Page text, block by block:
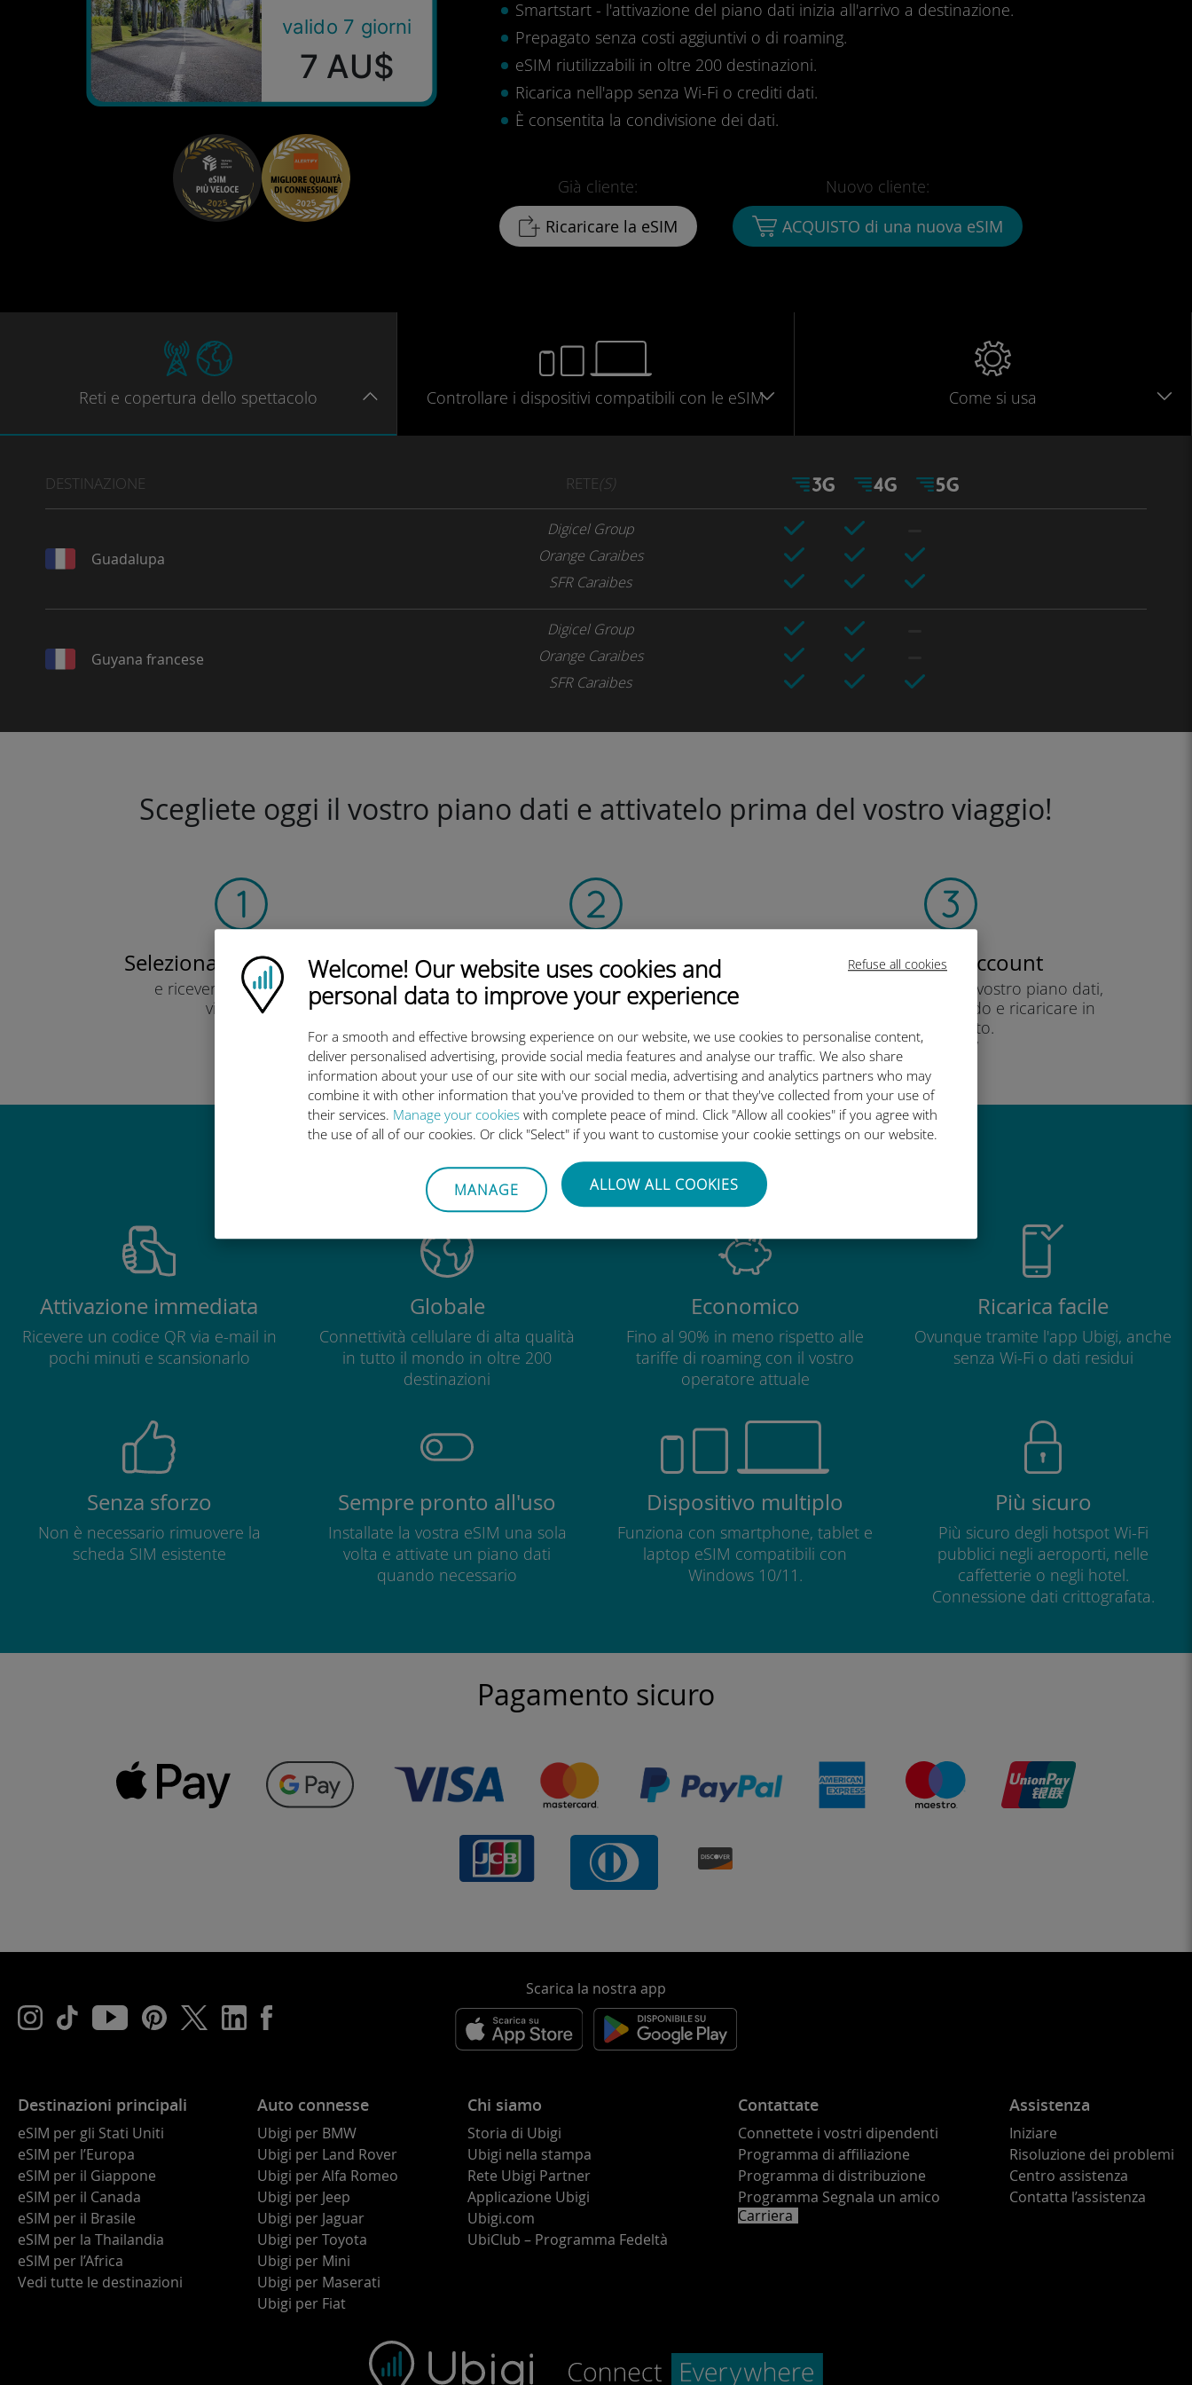
Refuse all cookies
Ubigi logo
Welcome! Our website uses cookies and
personal data to improve your experience
For a smooth and effective browsing experience on our website, we use cookies to personalise content,
deliver personalised advertising, provide social media features and analyse our traffic. We also share
information about your use of our site with our social media, advertising and analytics partners who may
combine it with other information that you've provided to them or that they've collected from your use of
their services. Manage your cookies with complete peace of mind. Click "Allow all cookies" if you agree with
the use of all of our cookies. Or click "Select" if you want to customise your cookie settings on our website.
MANAGE ALLOW ALL COOKIES
valido 7 giorni
7 AU$
Smartstart - l'attivazione del piano dati inizia all'arrivo a destinazione.
Prepagato senza costi aggiuntivi o di roaming.
eSIM riutilizzabili in oltre 200 destinazioni.
Ricarica nell'app senza Wi-Fi o crediti dati.
È consentita la condivisione dei dati.
Già cliente:
Ricaricare la eSIM
Nuovo cliente:
ACQUISTO di una nuova eSIM
Reti e copertura dello spettacolo Controllare i dispositivi compatibili con le eSIM Come si usa
DESTINAZIONE RETE(S)
Guadalupa
Digicel Group
Orange Caraibes
SFR Caraibes
Guyana francese
Digicel Group
Orange Caraibes
SFR Caraibes
Scegliete oggi il vostro piano dati e attivatelo prima del vostro viaggio!
Selezionare il piano dati
e ricevere un codice QR
via e-mail.
Scansione del codice QR
per attivare il piano dati e
installare la eSIM Ubigi.
Semplice!
Crea il tuo account
per iniziare a utilizzare il vostro piano dati,
controllare il vostro saldo e ricaricare in
movimento.
Godere!
Perché la eSIM internazionale di Ubigi è così grande
Attivazione immediata
Ricevere un codice QR via e-mail in
pochi minuti e scansionarlo
Globale
Connettività cellulare di alta qualità
in tutto il mondo in oltre 200
destinazioni
Economico
Fino al 90% in meno rispetto alle
tariffe di roaming con il vostro
operatore attuale
Ricarica facile
Ovunque tramite l'app Ubigi, anche
senza Wi-Fi o dati residui
Senza sforzo
Non è necessario rimuovere la
scheda SIM esistente
Sempre pronto all'uso
Installate la vostra eSIM una sola
volta e attivate un piano dati
quando necessario
Dispositivo multiplo
Funziona con smartphone, tablet e
laptop eSIM compatibili con
Windows 10/11.
Più sicuro
Più sicuro degli hotspot Wi-Fi
pubblici negli aeroporti, nelle
caffetterie o negli hotel.
Connessione dati crittografata.
Pagamento sicuro
Scarica la nostra app
Destinazioni principali
eSIM per gli Stati Uniti
eSIM per l’Europa
eSIM per il Giappone
eSIM per il Canada
eSIM per il Brasile
eSIM per la Thailandia
eSIM per l’Africa
Vedi tutte le destinazioni
Auto connesse
Ubigi per BMW
Ubigi per Land Rover
Ubigi per Alfa Romeo
Ubigi per Jeep
Ubigi per Jaguar
Ubigi per Toyota
Ubigi per Mini
Ubigi per Maserati
Ubigi per Fiat
Chi siamo
Storia di Ubigi
Ubigi nella stampa
Rete Ubigi Partner
Applicazione Ubigi
Ubigi.com
UbiClub – Programma Fedeltà
Contattate
Connettete i vostri dipendenti
Programma di affiliazione
Programma di distribuzione
Programma Segnala un amico
Carriera
Assistenza
Iniziare
Risoluzione dei problemi
Centro assistenza
Contatta l’assistenza